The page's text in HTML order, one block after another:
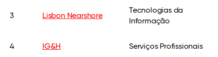
3 Lisbon Nearshore
Tecnologias da
Informação
4 IG&H Serviços Profissionais